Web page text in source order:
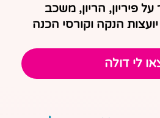
פיריון, הריון, משכב
הנקה וקורסי הכנה
לי דולה